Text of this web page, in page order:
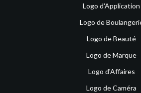
Logo d'Application
Logo de
Logo de Beauté
Logo de Marque
Logo d'Affaires
Logo de Caméra